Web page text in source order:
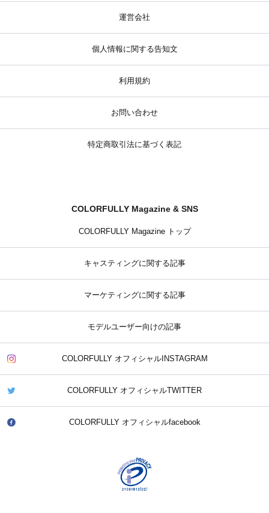
運営会社
個人情報に関する告知文
利用規約
お問い合わせ
特定商取引法に基づく表記
COLORFULLY Magazine & SNS
COLORFULLY Magazine トップ
キャスティングに関する記事
マーケティングに関する記事
モデルユーザー向けの記事
COLORFULLY オフィシャルINSTAGRAM
COLORFULLY オフィシャルTWITTER
COLORFULLY オフィシャルfacebook